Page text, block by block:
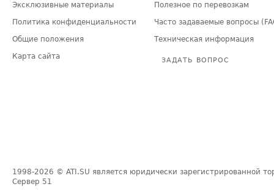
Эксклюзивные материалы
Политика конфиденциальности
Общие положения
Карта сайта
Полезное по перевозкам
Часто задаваемые вопросы
Техническая информация
ЗАДАТЬ ВОПРОС
1998-2026 © ATI.SU является юридически зарегистрированной
Сервер 51